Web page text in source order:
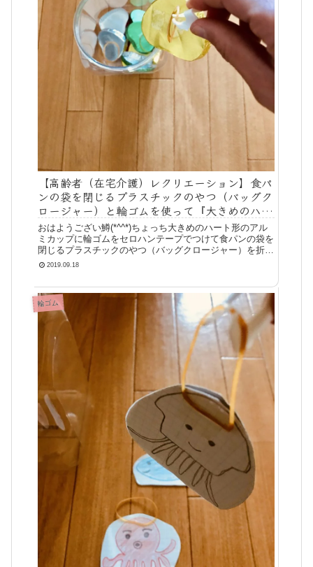
【高齢者（在宅介護）レクリエーション】食パ
ンの袋を閉じるプラスチックのやつ（バッグク
ロージャー）と輪ゴムを使って『大きめのハー
トアルミカップ釣りゲーム』
おはようござい鱒(*^^*)ちょっち大きめのハート形のアル
ミカップに輪ゴムをセロハンテープでつけて食パンの袋を
閉じるプラスチックのやつ（バッグクロージャー）を折り
曲げて釣り針にして釣りゲームをやってみました(^^♪きっ
2019.09.18
輪ゴム